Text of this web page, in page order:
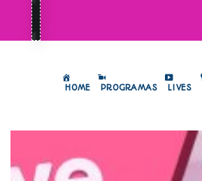
HOME PROGRAMAS LIVES